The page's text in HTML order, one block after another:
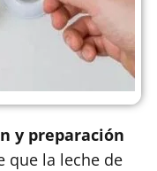
y preparación
que la leche de